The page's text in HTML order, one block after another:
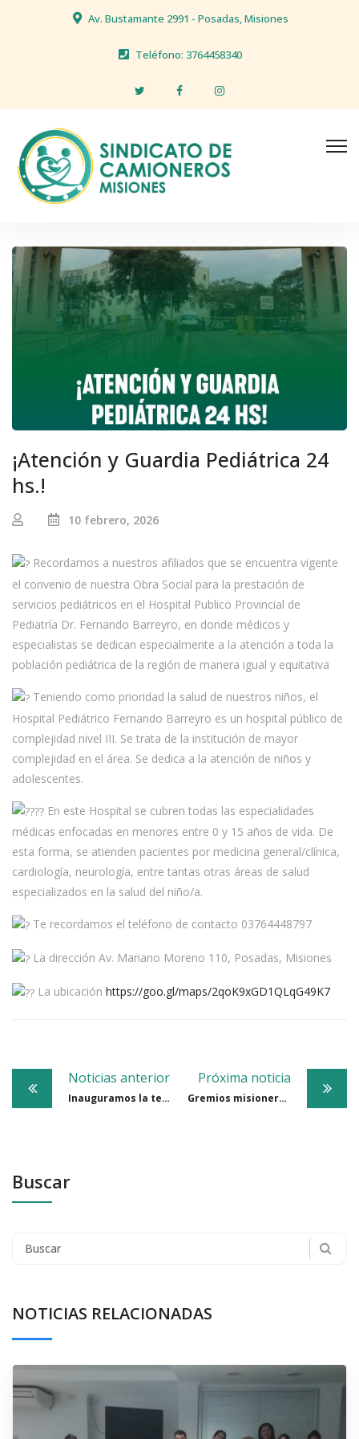
Av. Bustamante 2991 - Posadas, Misiones
Teléfono: 3764458340
¡Atención y Guardia Pediátrica 24
hs.!
10 febrero, 2026
Recordamos a nuestros afiliados que se encuentra vigente
el convenio de nuestra Obra Social para la prestación de
servicios pediátricos en el Hospital Publico Provincial de
Pediatría Dr. Fernando Barreyro, en donde médicos y
especialistas se dedican especialmente a la atención a toda la
población pediátrica de la región de manera igual y equitativa
Teniendo como prioridad la salud de nuestros niños, el
Hospital Pediátrico Fernando Barreyro es un hospital público de
complejidad nivel III. Se trata de la institución de mayor
complejidad en el área. Se dedica a la atención de niños y
adolescentes.
En este Hospital se cubren todas las especialidades
médicas enfocadas en menores entre 0 y 15 años de vida. De
esta forma, se atienden pacientes por medicina general/clínica,
cardiología, neurología, entre tantas otras áreas de salud
especializados en la salud del niño/a.
Te recordamos el teléfono de contacto 03764448797
La dirección Av. Mariano Moreno 110, Posadas, Misiones
La ubicación https://goo.gl/maps/2qoK9xGD1QLqG49K7
Post
navigation
Noticias anterior
Inauguramos la temporada 2022-2023
Próxima noticia
Gremios misioneros promueven la unidad sindical bajo la orbita de la CGT
Buscar
Search
NOTICIAS RELACIONADAS